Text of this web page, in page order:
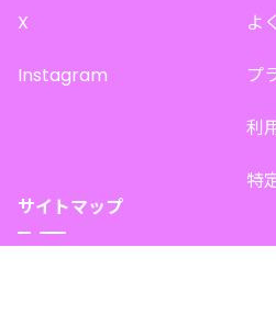
X
Instagram
よ
プ
利
特
サイトマップ